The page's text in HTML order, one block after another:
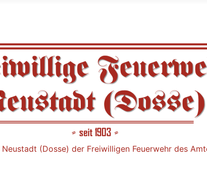
(Dosse) der Freiwilligen Feuerwehr des